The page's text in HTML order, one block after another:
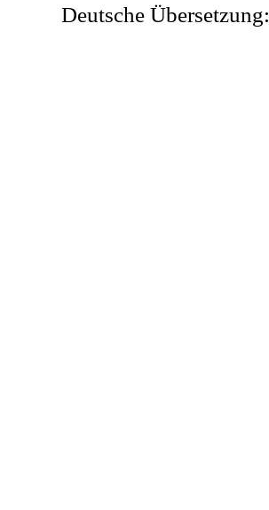
Deutsche Übersetzung: